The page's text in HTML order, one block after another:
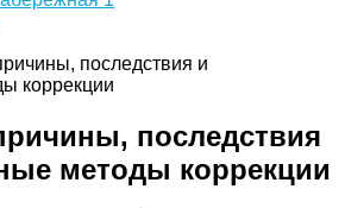
последствия и
коррекции
последствия
методы коррекции